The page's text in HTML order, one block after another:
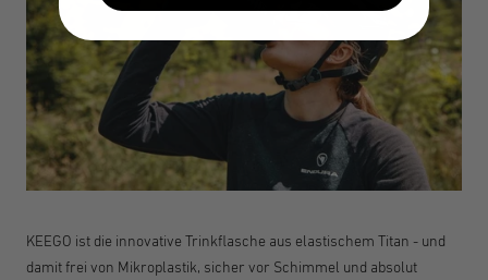
KEEGO ist die innovative Trinkflasche aus elastischem Titan - und
damit frei von Mikroplastik, sicher vor Schimmel und absolut